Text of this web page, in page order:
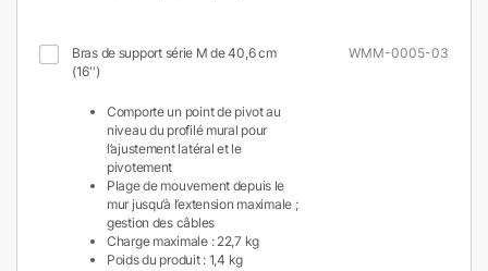
Bras de support série M de 40,6 cm
(16'')
Comporte un point de pivot au
niveau du profilé mural pour
l’ajustement latéral et le
pivotement
Plage de mouvement depuis le
mur jusqu’à l’extension maximale ;
gestion des câbles
Charge maximale : 22,7 kg
Poids du produit : 1,4 kg
WMM-0005-03